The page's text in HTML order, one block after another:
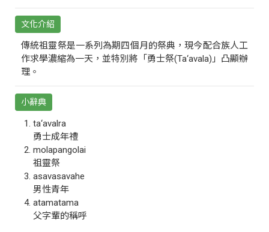
文化介紹
傳統祖靈祭是一系列為期四個月的祭典，現今配合族人工
作求學濃縮為一天，並特別將「勇士祭(Ta‘avala)」凸顯辦
理。
小辭典
ta‘avalra
勇士成年禮
molapangolai
祖靈祭
asavasavahe
男性青年
atamatama
父字輩的稱呼